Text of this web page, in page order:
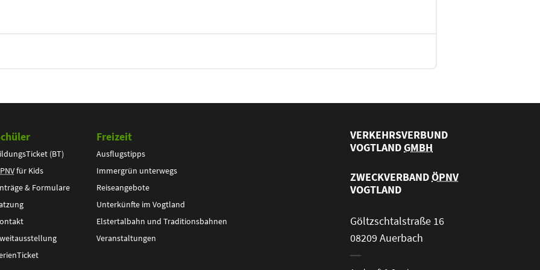
(BT)
für Kids
& Formulare
Freizeit
Ausflugstipps
Immergrün unterwegs
Reiseangebote
Unterkünfte im Vogtland
Elstertalbahn und Traditionsbahnen
Veranstaltungen
VERKEHRSVERBUND
VOGTLANDGMBH
ZWECKVERBANDÖPNV
VOGTLAND
Göltzschtalstraße 16
08209 Auerbach